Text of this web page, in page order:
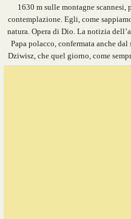
1630 m sulle montagne scannesi,
contemplazione. Egli, come
natura. Opera di Dio. La notizia
Papa polacco, confermata anche
Dziwisz, che quel giorno, come